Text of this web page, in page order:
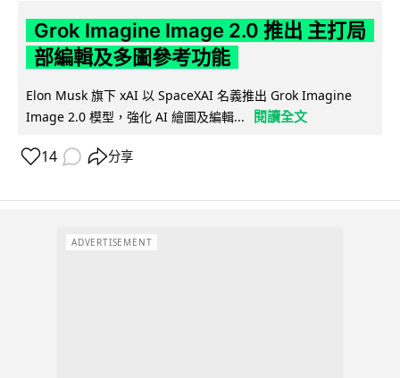
Grok Imagine Image 2.0 推出 主打局
部編輯及多圖參考功能
Elon Musk 旗下 xAI 以 SpaceXAI 名義推出 Grok Imagine
Image 2.0 模型，強化 AI 繪圖及編輯...
閱讀全文
14 分享
ADVERTISEMENT